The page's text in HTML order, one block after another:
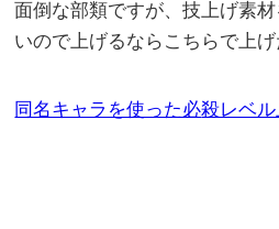
面倒な部類ですが、技上げ素
いので上げるならこちらで上げ
同名キャラを使った必殺レベ